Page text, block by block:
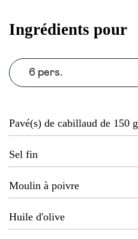
Ingrédients pour
6 pers.
Pavé(s) de cabillaud de 150 g
Sel fin
Moulin à poivre
Huile d'olive